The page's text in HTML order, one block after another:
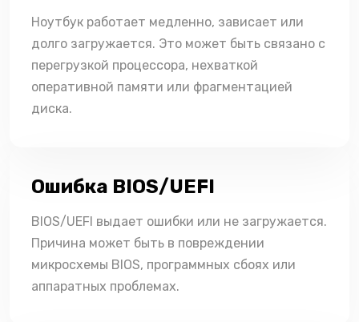
Ноутбук работает медленно, зависает или
долго загружается. Это может быть связано с
перегрузкой процессора, нехваткой
оперативной памяти или фрагментацией
диска.
Ошибка BIOS/UEFI
BIOS/UEFI выдает ошибки или не загружается.
Причина может быть в повреждении
микросхемы BIOS, программных сбоях или
аппаратных проблемах.